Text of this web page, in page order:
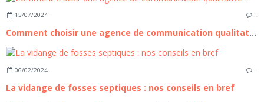
15/07/2024 …
Comment choisir une agence de communication qualitative ?
06/02/2024 …
La vidange de fosses septiques : nos conseils en bref